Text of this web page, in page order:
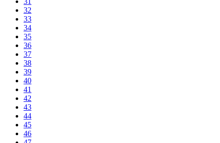
32
33
34
35
36
37
38
39
40
41
42
43
44
45
46